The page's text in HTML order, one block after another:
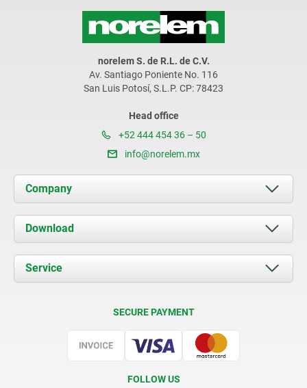
norelem S. de R.L. de C.V.
Av. Santiago Poniente No. 116
San Luis Potosí, S.L.P. CP: 78423
Head office
+52 444 454 36 – 50
info@norelem.mx
Company
About us
News
Contact
Download
Documents
Service
SECURE PAYMENT
FOLLOW US